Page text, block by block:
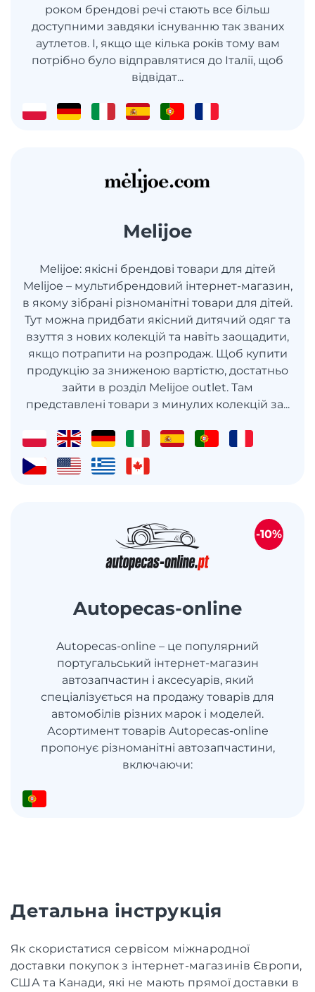
роком брендові речі стають все більш
доступними завдяки існуванню так званих
аутлетов. І, якщо ще кілька років тому вам
потрібно було відправлятися до Італії, щоб
відвідат...
Melijoe
Melijoe: якісні брендові товари для дітей
Melijoe – мультибрендовий інтернет-магазин,
в якому зібрані різноманітні товари для дітей.
Тут можна придбати якісний дитячий одяг та
взуття з нових колекцій та навіть заощадити,
якщо потрапити на розпродаж. Щоб купити
продукцію за зниженою вартістю, достатньо
зайти в розділ Melijoe outlet. Там
представлені товари з минулих колекцій за...
Autopecas-online
Autopecas-online – це популярний
португальський інтернет-магазин
автозапчастин і аксесуарів, який
спеціалізується на продажу товарів для
автомобілів різних марок і моделей.
Асортимент товарів Autopecas-online
пропонує різноманітні автозапчастини,
включаючи:
-10%
Детальна інструкція
Як скористатися сервісом міжнародної
доставки покупок з інтернет-магазинів Європи,
США та Канади, які не мають прямої доставки в